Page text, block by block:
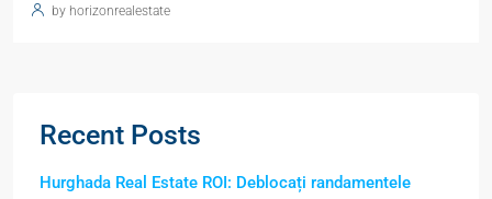
by horizonrealestate
Recent Posts
Hurghada Real Estate ROI: Deblocați randamentele